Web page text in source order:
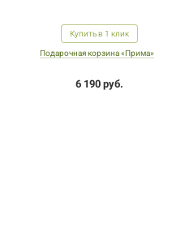
Купить в 1 клик
Подарочная корзина «Прима»
6 190 руб.